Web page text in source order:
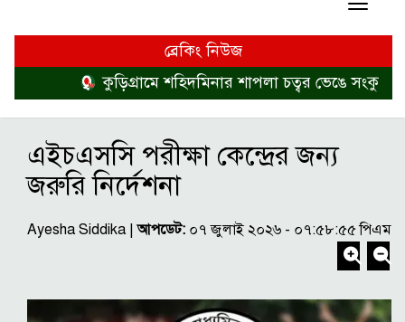
ব্রেকিং নিউজ
কুড়িগ্রামে শহিদমিনার শাপলা চত্বর ভেঙে সংকুচিত
এইচএসসি পরীক্ষা কেন্দ্রের জন্য
জরুরি নির্দেশনা
Ayesha Siddika |আপডেট: ০৭ জুলাই ২০২৬ - ০৭:৫৮:৫৫ পিএম